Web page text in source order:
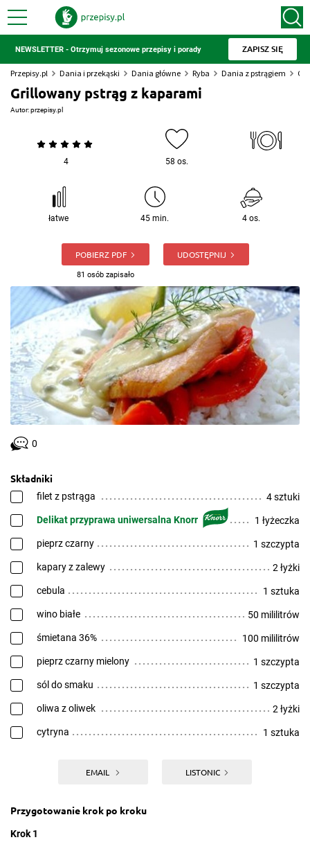
NEWSLETTER - Otrzymuj sezonowe przepisy i porady ZAPISZ SIĘ
Przepisy.pl Dania i przekąski Dania główne Ryba Dania z pstrągiem
Grillowany pstrąg z kaparami
Autor:przepisy.pl
4 58 os.
łatwe 45 min. 4 os.
POBIERZ PDF
81 osób zapisało
UDOSTĘPNIJ
0
Składniki
filet z pstrąga 4 sztuki
Delikat przyprawa uniwersalna Knorr 1 łyżeczka
pieprz czarny 1 szczypta
kapary z zalewy 2 łyżki
cebula 1 sztuka
wino białe 50 mililitrów
śmietana 36% 100 mililitrów
pieprz czarny mielony 1 szczypta
sól do smaku 1 szczypta
oliwa z oliwek 2 łyżki
cytryna 1 sztuka
EMAIL LISTONIC
Przygotowanie krok po kroku
Krok 1